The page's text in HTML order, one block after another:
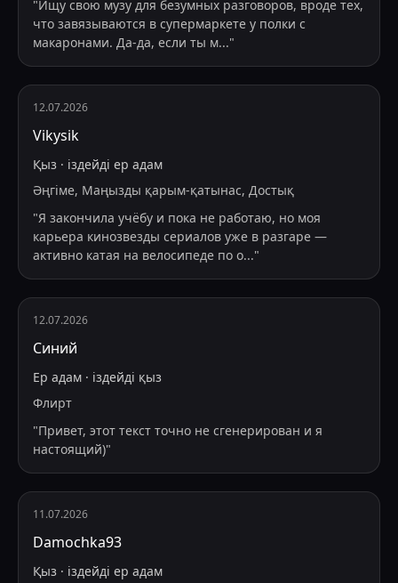
"Ищу свою музу для безумных разговоров, вроде тех,
что завязываются в супермаркете у полки с
макаронами. Да-да, если ты м..."
12.07.2026
Vikysik
Қыз · іздейді ер адам
Әңгіме, Маңызды қарым-қатынас, Достық
"Я закончила учёбу и пока не работаю, но моя
карьера кинозвезды сериалов уже в разгаре —
активно катая на велосипеде по о..."
12.07.2026
Синий
Ер адам · іздейді қыз
Флирт
"Привет, этот текст точно не сгенерирован и я
настоящий)"
11.07.2026
Damochka93
Қыз · іздейді ер адам